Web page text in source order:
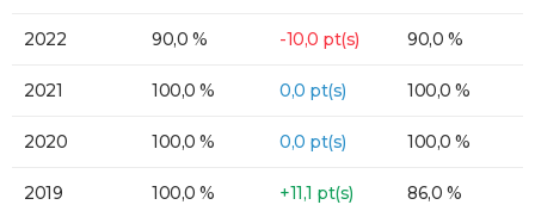
2022 90,0 % -10,0 pt(s) 90,0 %
2021 100,0 % 0,0 pt(s) 100,0 %
2020 100,0 % 0,0 pt(s) 100,0 %
2019 100,0 % +11,1 pt(s) 86,0 %